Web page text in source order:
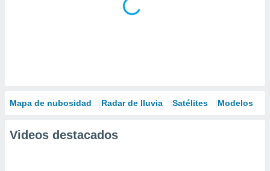
Mapa de nubosidad Radar de lluvia Satélites Modelos
Videos destacados